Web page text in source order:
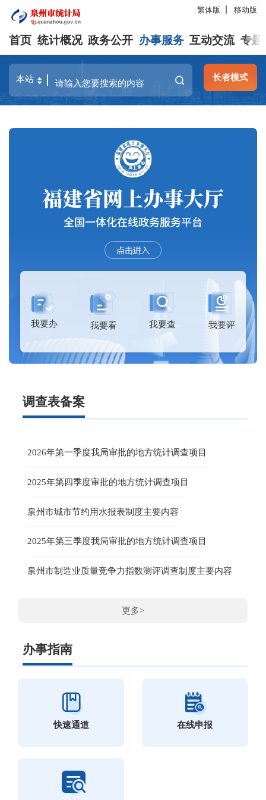
繁体版 移动版
首页 统计概况 政务公开 办事服务 互动交流 专题
长者模式
我要办 我要看 我要查 我要评
调查表备案
2026年第一季度我局审批的地方统计调查项目
2025年第四季度审批的地方统计调查项目
泉州市城市节约用水报表制度主要内容
2025年第三季度我局审批的地方统计调查项目
泉州市制造业质量竞争力指数测评调查制度主要内容
更多>
办事指南
快速通道 在线申报